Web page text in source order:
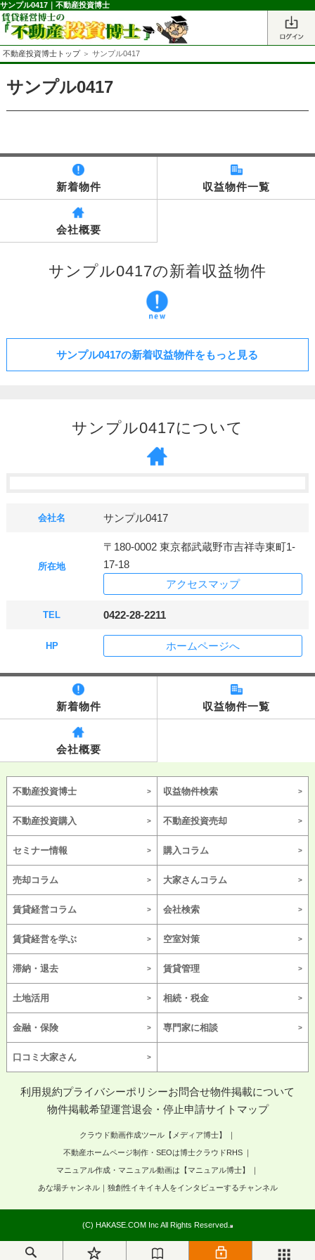
サンプル0417｜不動産投資博士
不動産投資博士トップ＞ サンプル0417
サンプル0417
新着物件 収益物件一覧
会社概要
サンプル0417の新着収益物件
サンプル0417の新着収益物件をもっと見る
サンプル0417について
会社名 サンプル0417
所在地
〒180-0002 東京都武蔵野市吉祥寺東町1-
17-18
アクセスマップ
TEL 0422-28-2211
HP ホームページへ
新着物件 収益物件一覧
会社概要
不動産投資博士 収益物件検索
不動産投資購入 不動産投資売却
セミナー情報 購入コラム
売却コラム 大家さんコラム
賃貸経営コラム 会社検索
賃貸経営を学ぶ 空室対策
滞納・退去 賃貸管理
土地活用 相続・税金
金融・保険 専門家に相談
口コミ大家さん
利用規約プライバシーポリシーお問合せ物件掲載について
物件掲載希望運営退会・停止申請サイトマップ
クラウド動画作成ツール【メディア博士】
不動産ホームページ制作・SEOは博士クラウドRHS
マニュアル作成・マニュアル動画は【マニュアル博士】
あな場チャンネル｜独創性イキイキ人をインタビューするチャンネル
(C) HAKASE.COM Inc All Rights Reserved.